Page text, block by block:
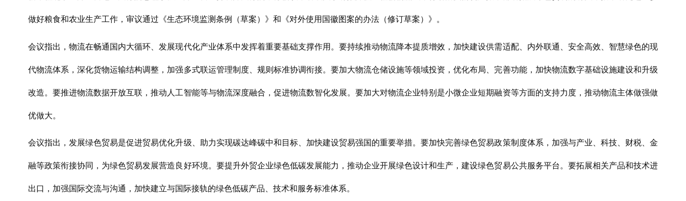
做好粮食和农业生产工作，审议通过《生态环境监测条例（草案）》和《对外使用国徽图案的办法（修订草案）》。
会议指出，物流在畅通国内大循环、发展现代化产业体系中发挥着重要基础支撑作用。要持续推动物流降本提质增效，加快建设供需适配、内外联通、安全高效、智慧绿色的现
代物流体系，深化货物运输结构调整，加强多式联运管理制度、规则标准协调衔接。要加大物流仓储设施等领域投资，优化布局、完善功能，加快物流数字基础设施建设和升级
改造。要推进物流数据开放互联，推动人工智能等与物流深度融合，促进物流数智化发展。要加大对物流企业特别是小微企业短期融资等方面的支持力度，推动物流主体做强做
优做大。
会议指出，发展绿色贸易是促进贸易优化升级、助力实现碳达峰碳中和目标、加快建设贸易强国的重要举措。要加快完善绿色贸易政策制度体系，加强与产业、科技、财税、金
融等政策衔接协同，为绿色贸易发展营造良好环境。要提升外贸企业绿色低碳发展能力，推动企业开展绿色设计和生产，建设绿色贸易公共服务平台。要拓展相关产品和技术进
出口，加强国际交流与沟通，加快建立与国际接轨的绿色低碳产品、技术和服务标准体系。